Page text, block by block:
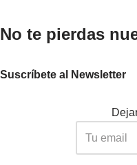
No te pierdas
Suscríbete al Newsletter